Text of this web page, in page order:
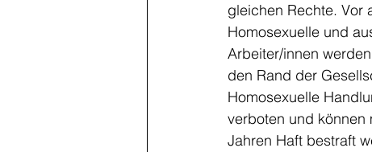
gleichen Rechte. Vor
Homosexuelle und
Arbeiter/innen
den Rand der
Homosexuelle
verboten und können
Jahren Haft bestraft